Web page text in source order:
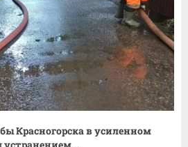
Красногорска в усиленном